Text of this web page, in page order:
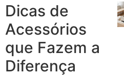
Dicas de
Acessórios
que Fazem a
Diferença